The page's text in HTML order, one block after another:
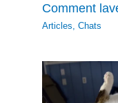
Comment
Articles ,Chats